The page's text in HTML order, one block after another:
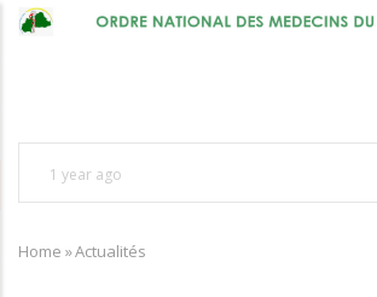
Skip
1 year ago
SORGHO, épouse LOUGUÉ, une source
Breadcrumb
Home »Actualités